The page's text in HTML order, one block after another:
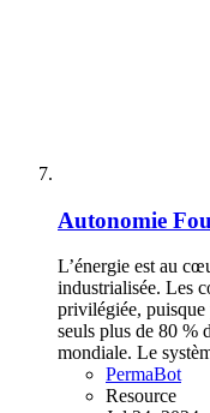
Autonomie
L’énergie est au
industrialisée. Les
privilégiée, puisque
seuls plus de 80 %
mondiale. Le
PermaBot
Resource